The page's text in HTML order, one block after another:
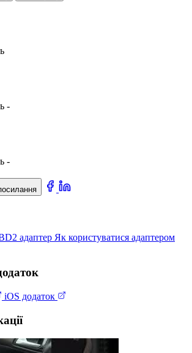
-
-
адаптер Як користуватися адаптером
iOS додаток